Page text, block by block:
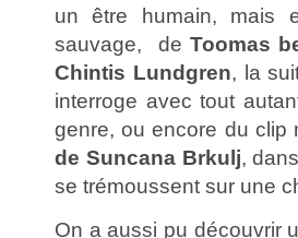
un être humain, mais
sauvage, de Toomas
Chintis Lundgren, la
interroge avec tout
genre, ou encore du clip
de Suncana Brkulj,
se trémoussent sur une
On a aussi pu découvrir